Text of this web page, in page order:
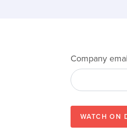
Company
WATCH ON